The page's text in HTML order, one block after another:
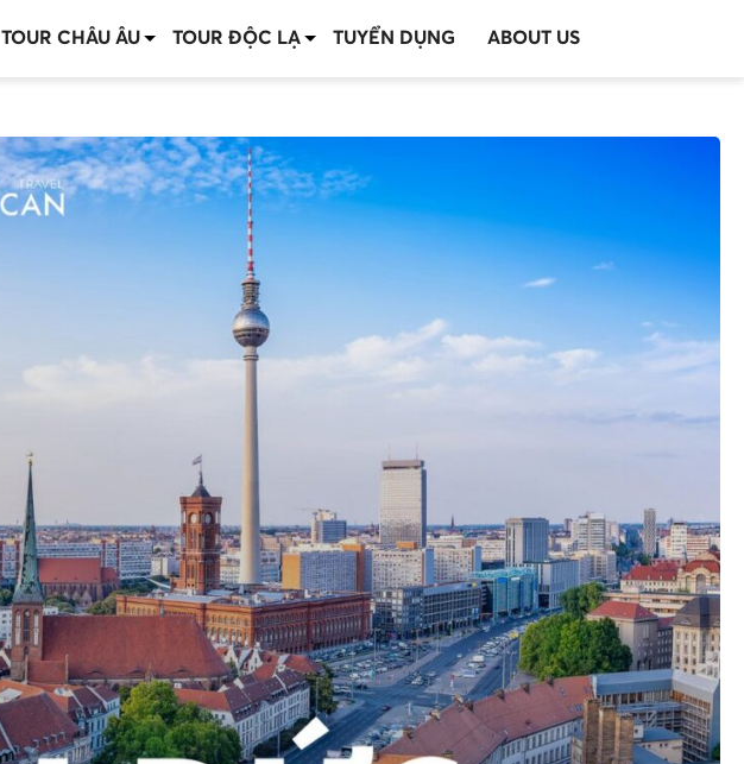
TOUR CHÂU ÂU TOUR ĐỘC LẠ TUYỂN DỤNG ABOUT US